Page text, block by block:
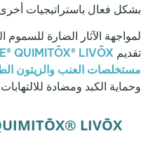
بشكل فعال باستراتيجيات
لمواجهة الآثار الضارة للسموم
تقديم QUIMITŌX® LIVŌX
مستخلصات العنب والزيتون
وحماية الكبد ومضادة للالتهابات.